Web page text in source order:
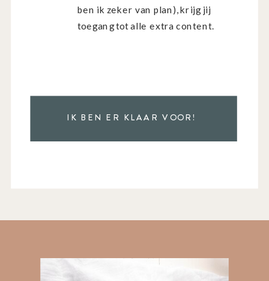
IK BEN ER KLAAR VOOR!
ben ik zeker van plan), krijg jij
toegang tot alle extra content.